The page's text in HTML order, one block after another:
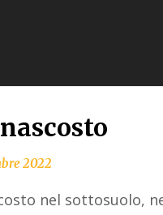
2022
nel sottosuolo,